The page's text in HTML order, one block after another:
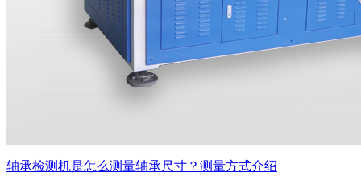
轴承检测机是怎么测量轴承尺寸？测量方式介绍